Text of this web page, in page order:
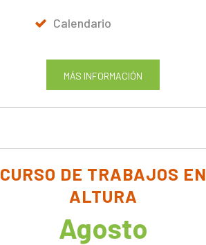
Calendario
MÁS INFORMACIÓN
CURSO DE TRABAJOS EN
ALTURA
Agosto